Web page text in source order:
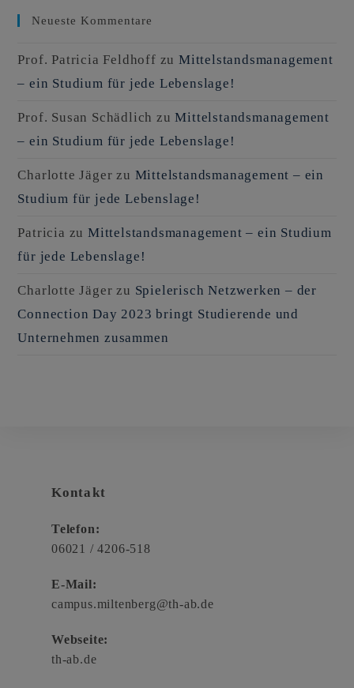
Neueste Kommentare
Prof. Patricia Feldhoff zuMittelstandsmanagement
– ein Studium für jede Lebenslage!
Prof. Susan Schädlich zuMittelstandsmanagement
– ein Studium für jede Lebenslage!
Charlotte Jäger zu Mittelstandsmanagement – ein
Studium für jede Lebenslage!
Patricia zuMittelstandsmanagement – ein Studium
für jede Lebenslage!
Charlotte Jäger zu Spielerisch Netzwerken – der
Connection Day 2023 bringt Studierende und
Unternehmen zusammen
Kontakt
Telefon:
06021 / 4206-518
E-Mail:
campus.miltenberg@th-ab.de
Webseite:
th-ab.de